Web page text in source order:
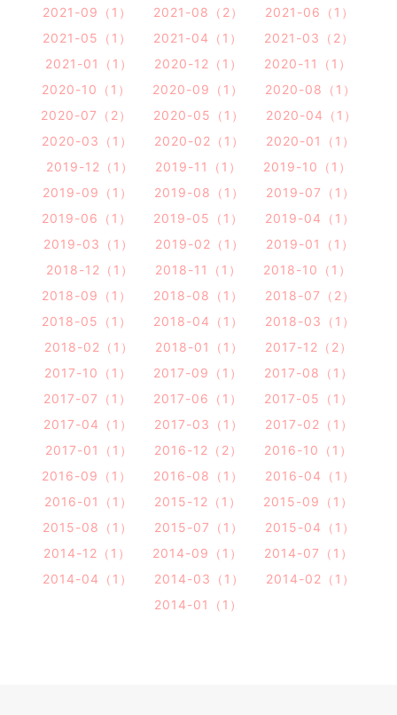
2021-09（1）
2021-08（2）
2021-06（1）
2021-05（1）
2021-04（1）
2021-03（2）
2021-01（1）
2020-12（1）
2020-11（1）
2020-10（1）
2020-09（1）
2020-08（1）
2020-07（2）
2020-05（1）
2020-04（1）
2020-03（1）
2020-02（1）
2020-01（1）
2019-12（1）
2019-11（1）
2019-10（1）
2019-09（1）
2019-08（1）
2019-07（1）
2019-06（1）
2019-05（1）
2019-04（1）
2019-03（1）
2019-02（1）
2019-01（1）
2018-12（1）
2018-11（1）
2018-10（1）
2018-09（1）
2018-08（1）
2018-07（2）
2018-05（1）
2018-04（1）
2018-03（1）
2018-02（1）
2018-01（1）
2017-12（2）
2017-10（1）
2017-09（1）
2017-08（1）
2017-07（1）
2017-06（1）
2017-05（1）
2017-04（1）
2017-03（1）
2017-02（1）
2017-01（1）
2016-12（2）
2016-10（1）
2016-09（1）
2016-08（1）
2016-04（1）
2016-01（1）
2015-12（1）
2015-09（1）
2015-08（1）
2015-07（1）
2015-04（1）
2014-12（1）
2014-09（1）
2014-07（1）
2014-04（1）
2014-03（1）
2014-02（1）
2014-01（1）